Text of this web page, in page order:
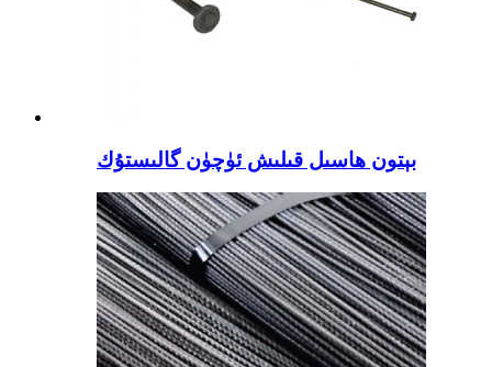
بېتون ھاسىل قىلىش ئۈچۈن گالىستۇك